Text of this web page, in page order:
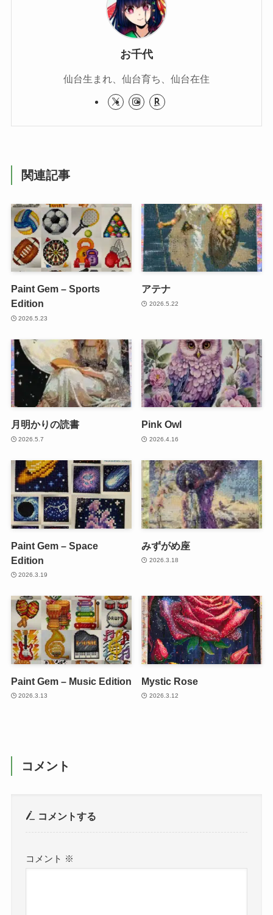
お千代
仙台生まれ、仙台育ち、仙台在住
関連記事
Paint Gem – Sports
Edition
2026.5.23
アテナ
2026.5.22
月明かりの読書
2026.5.7
Pink Owl
2026.4.16
Paint Gem – Space
Edition
2026.3.19
みずがめ座
2026.3.18
Paint Gem – Music Edition
2026.3.13
Mystic Rose
2026.3.12
コメント
コメントする
コメント ※